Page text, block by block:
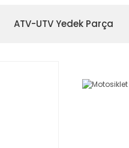
ATV-UTV Yedek Parça